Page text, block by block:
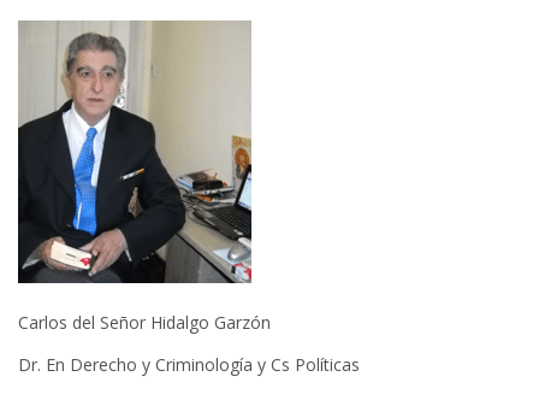
Carlos del Señor Hidalgo Garzón
Dr. En Derecho y Criminología y Cs Políticas